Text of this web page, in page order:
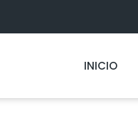
INICIO